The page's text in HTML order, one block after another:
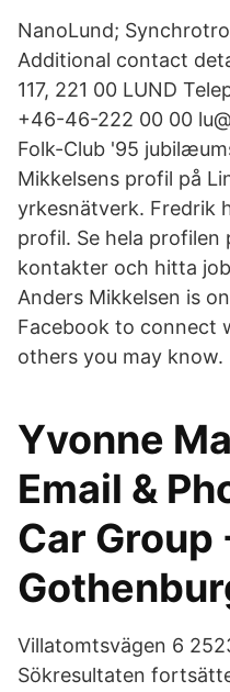
NanoLund;
Additional contact
117, 221 00 LUND
+46-46-222 00 00
Folk-Club '95
Mikkelsens profil på
yrkesnätverk. Fredrik
profil. Se hela profilen
kontakter och hitta
Anders Mikkelsen is
Facebook to connect
others you may know.
Yvonne
Email &
Car Group
Villatomtsvägen 6
Sökresultaten